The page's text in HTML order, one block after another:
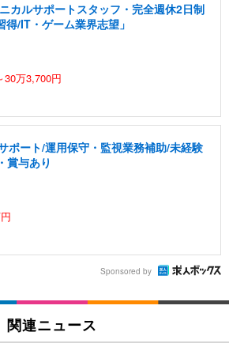
カルサポートスタッフ・完全週休2日制
得/IT・ゲーム業界志望」
30万3,700円
ポート/運用保守・監視業務補助/未経験
賞与あり
Sponsored by
関連ニュース